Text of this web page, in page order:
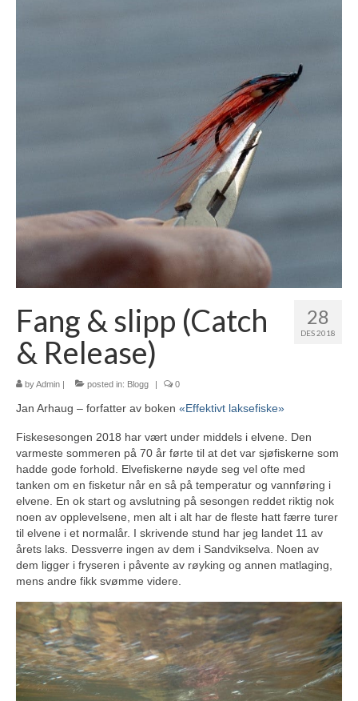
Over 20 +
Vår YouTube-kanal
28
DES 2018
Fang & slipp (Catch
& Release)
byAdmin | posted in: Blogg | 0
Jan Arhaug – forfatter av boken «Effektivt laksefiske»
Fiskesesongen 2018 har vært under middels i elvene. Den
varmeste sommeren på 70 år førte til at det var sjøfiskerne som
hadde gode forhold. Elvefiskerne nøyde seg vel ofte med
tanken om en fisketur når en så på temperatur og vannføring i
elvene. En ok start og avslutning på sesongen reddet riktig nok
noen av opplevelsene, men alt i alt har de fleste hatt færre turer
til elvene i et normalår. I skrivende stund har jeg landet 11 av
årets laks. Dessverre ingen av dem i Sandvikselva. Noen av
dem ligger i fryseren i påvente av røyking og annen matlaging,
mens andre fikk svømme videre.